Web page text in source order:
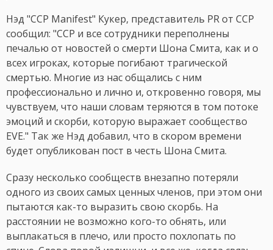
Нэд "CCP Manifest" Кукер, представитель PR от CCP
сообщил: "CCP и все сотрудники переполнены
печалью от новостей о смерти Шона Смита, как и о
всех игроках, которые погибают трагической
смертью. Многие из нас общались с ним
профессионально и лично и, откровенно говоря, мы
чувствуем, что наши словам теряются в том потоке
эмоций и скорби, которую выражает сообщество
EVE." Так же Нэд добавил, что в скором времени
будет опубликован пост в честь Шона Смита.
Сразу несколько сообществ внезапно потеряли
одного из своих самых ценных членов, при этом они
пытаются как-то выразить свою скорбь. На
расстоянии не возможно кого-то обнять, или
выплакаться в плечо, или просто похлопать по